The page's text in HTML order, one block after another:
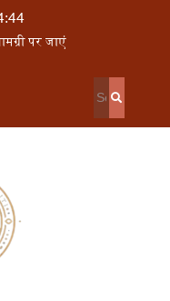
पर जाएं